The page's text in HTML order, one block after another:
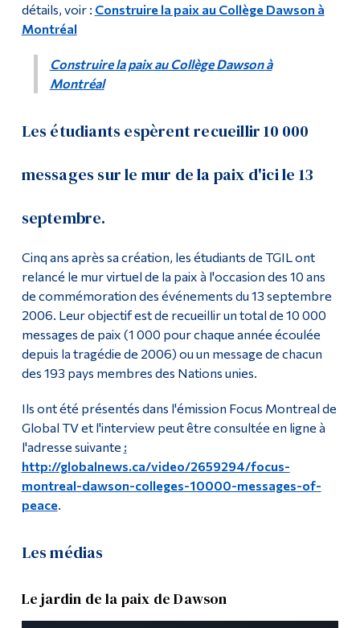
détails, voir : Construire la paix au Collège Dawson à
Montréal
Construire la paix au Collège Dawson à
Montréal
Les étudiants espèrent recueillir 10 000
messages sur le mur de la paix d'ici le 13
septembre.
Cinq ans après sa création, les étudiants de TGIL ont
relancé le mur virtuel de la paix à l'occasion des 10 ans
de commémoration des événements du 13 septembre
2006. Leur objectif est de recueillir un total de 10 000
messages de paix (1 000 pour chaque année écoulée
depuis la tragédie de 2006) ou un message de chacun
des 193 pays membres des Nations unies.
Ils ont été présentés dans l'émission Focus Montreal de
Global TV et l'interview peut être consultée en ligne à
l'adresse suivante :
http://globalnews.ca/video/2659294/focus-
montreal-dawson-colleges-10000-messages-of-
peace.
Les médias
Le jardin de la paix de Dawson